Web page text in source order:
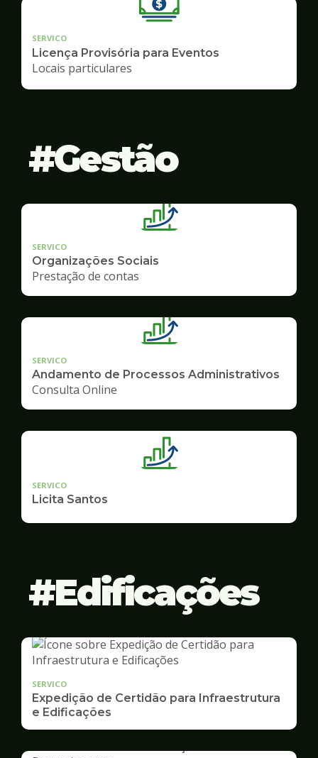
SERVICO
Licença Provisória para Eventos
Locais particulares
Gestão
SERVICO
Organizações Sociais
Prestação de contas
SERVICO
Andamento de Processos Administrativos
Consulta Online
SERVICO
Licita Santos
Edificações
SERVICO
Expedição de Certidão para Infraestrutura
e Edificações